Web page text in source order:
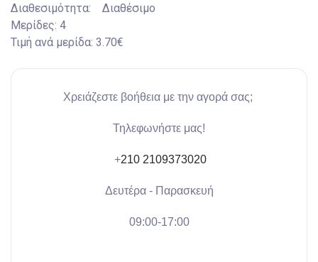
Διαθεσιμότητα:
Διαθέσιμο
Μερίδες: 4
Τιμή ανά μερίδα: 3.70€
Χρειάζεστε βοήθεια με την αγορά σας;
Τηλεφωνήστε μας!
+210 2109373020
Δευτέρα - Παρασκευή
09:00-17:00